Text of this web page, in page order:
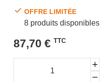
OFFRE LIMITÉE
8 produits disponibles
87,70 € TTC